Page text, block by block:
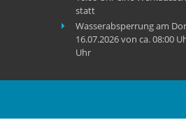
statt
Wasserabsperrung am
16.07.2026 von ca. 08:00
Uhr